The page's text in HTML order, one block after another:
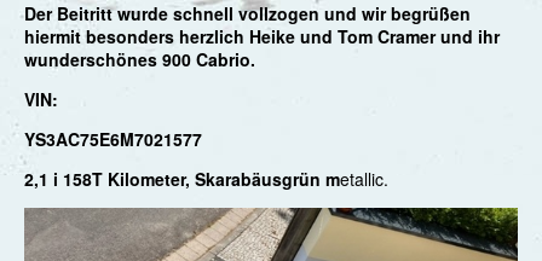
Der Beitritt wurde schnell vollzogen und wir begrüßen
hiermit besonders herzlich Heike und Tom Cramer und ihr
wunderschönes 900 Cabrio.
VIN:
YS3AC75E6M7021577
2,1 i 158T Kilometer, Skarabäusgrün metallic.